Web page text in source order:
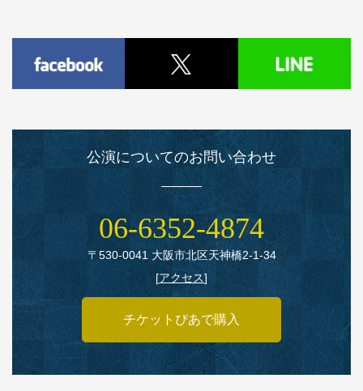
公演についてのお問い合わせ
06‑6352‑4874
〒530‑0041 大阪市北区天神橋2‑1‑34
[アクセス]
チケットぴあで購入